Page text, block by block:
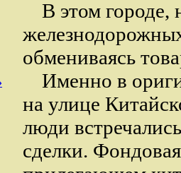
В этом городе,
обмениваясь
Именно в
на улице
люди
сделки.